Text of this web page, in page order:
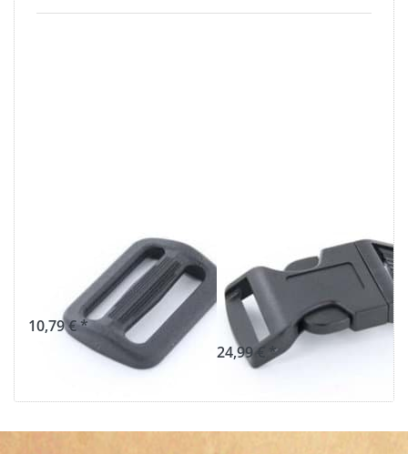
Nylon - 25mm
Durchlass - 50
Stück
10,79 € *
Steckschließer -
25mm
Durchlass - 50
Stück
24,99 € *